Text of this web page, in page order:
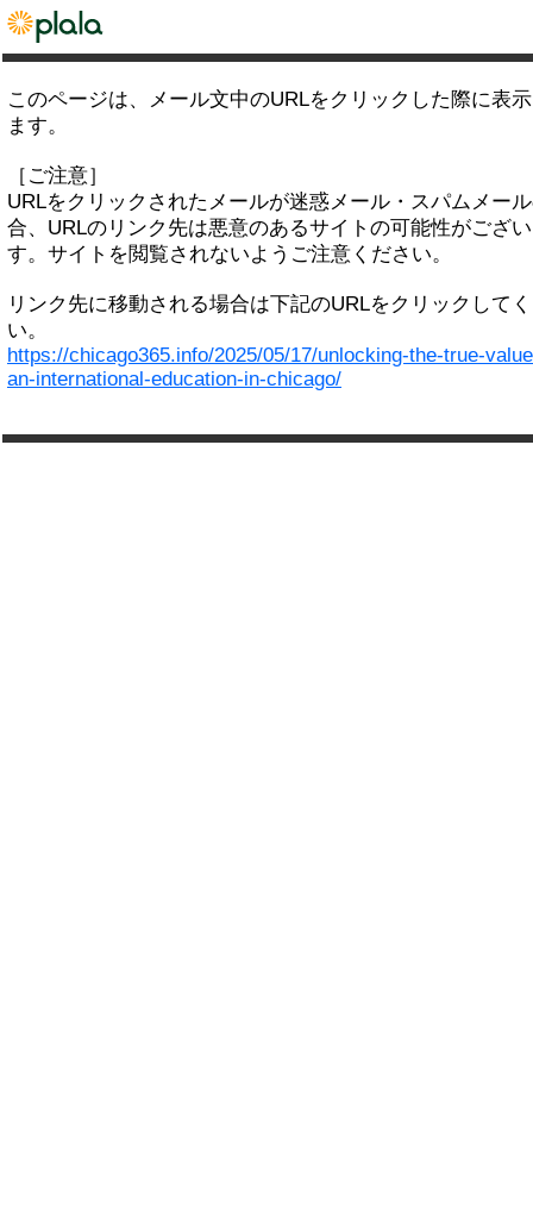
このページは、メール文中のURLをクリックした際に表
ます。
［ご注意］
URLをクリックされたメールが迷惑メール・スパムメー
合、URLのリンク先は悪意のあるサイトの可能性がござ
す。サイトを閲覧されないようご注意ください。
リンク先に移動される場合は下記のURLをクリックして
い。
https://chicago365.info/2025/05/17/unlocking-the-true-
an-international-education-in-chicago/